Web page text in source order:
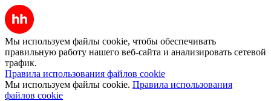
Мы используем файлы cookie, чтобы обеспечивать
правильную работу нашего веб-сайта и анализировать сетевой
трафик.
Правила использования файлов cookie
Мы используем файлы cookie. Правила использования
файлов cookie